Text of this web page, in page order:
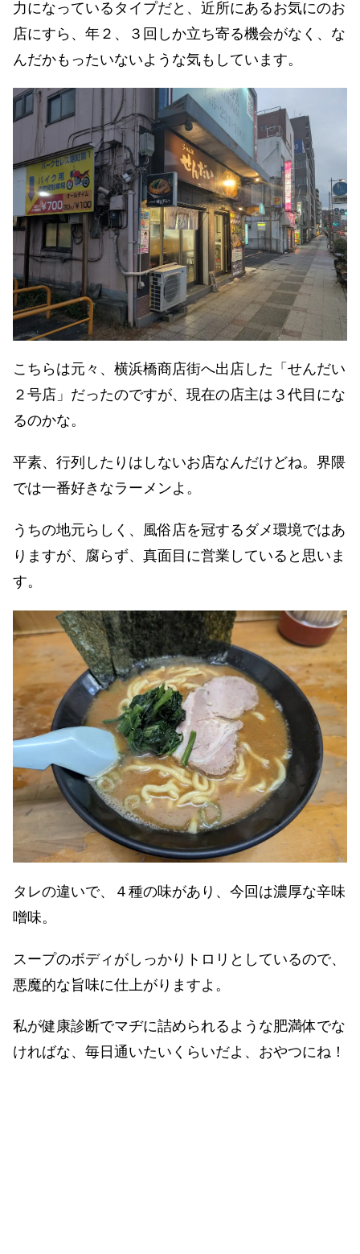
力になっているタイプだと、近所にあるお気にのお
店にすら、年２、３回しか立ち寄る機会がなく、な
んだかもったいないような気もしています。
こちらは元々、横浜橋商店街へ出店した「せんだい
２号店」だったのですが、現在の店主は３代目にな
るのかな。
平素、行列したりはしないお店なんだけどね。界隈
では一番好きなラーメンよ。
うちの地元らしく、風俗店を冠するダメ環境ではあ
りますが、腐らず、真面目に営業していると思いま
す。
タレの違いで、４種の味があり、今回は濃厚な辛味
噌味。
スープのボディがしっかりトロリとしているので、
悪魔的な旨味に仕上がりますよ。
私が健康診断でマヂに詰められるような肥満体でな
ければな、毎日通いたいくらいだよ、おやつにね！